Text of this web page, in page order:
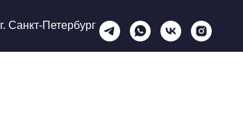
г. Санкт-Петербург